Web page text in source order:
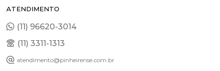
ATENDIMENTO
(11) 96620-3014
(11) 3311-1313
atendimento@pinheirense.com.br